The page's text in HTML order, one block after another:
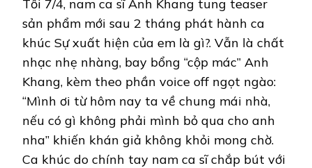
Tối 7/4, nam ca sĩ Anh Khang tung teaser
sản phẩm mới sau 2 tháng phát hành ca
khúc Sự xuất hiện của em là gì?. Vẫn là chất
nhạc nhẹ nhàng, bay bổng “cộp mác” Anh
Khang, kèm theo phần voice off ngọt ngào:
“Mình ơi từ hôm nay ta về chung mái nhà,
nếu có gì không phải mình bỏ qua cho anh
nha” khiến khán giả không khỏi mong chờ.
Ca khúc do chính tay nam ca sĩ chắp bút với